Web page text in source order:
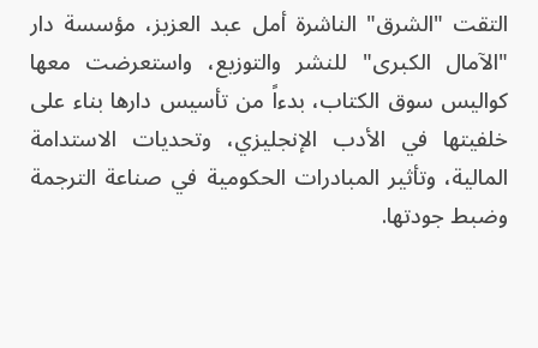
التقت "الشرق" الناشرة أمل عبد العزيز، مؤسسة دار
"الآمال الكبرى" للنشر والتوزيع، واستعرضت معها
كواليس سوق الكتاب، بدءاً من تأسيس دارها بناء على
خلفيتها في الأدب الإنجليزي، وتحديات الاستدامة
المالية، وتأثير المبادرات الحكومية في صناعة الترجمة
وضبط جودتها.